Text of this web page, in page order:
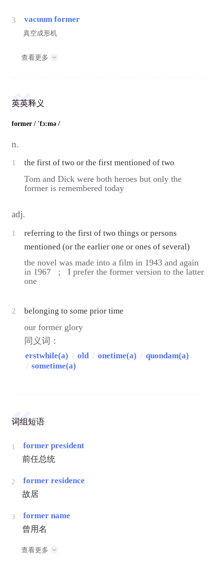
3 vacuum former
真空成形机
查看更多
英英释义
former / 'fɔ:mə /
n.
1 the first of two or the first mentioned of two
Tom and Dick were both heroes but only the
former is remembered today
adj.
1
referring to the first of two things or persons
mentioned (or the earlier one or ones of several)
the novel was made into a film in 1943 and again
in 1967 ;
I prefer the former version to the latter
one
2 belonging to some prior time
our former glory
同义词：
erstwhile(a) / old/ onetime(a) / quondam(a)
/ sometime(a)
词组短语
1
former president
前任总统
2
former residence
故居
3
former name
曾用名
查看更多